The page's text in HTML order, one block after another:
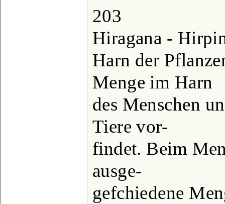
203
Hiragana -
Harn der
Menge im Harn
des Menschen
Tiere vor-
findet. Beim
ausge-
gefchiedene